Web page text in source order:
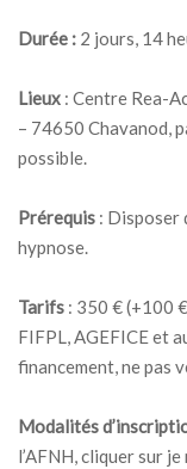
Durée : 2 jours, 14
Lieux : Centre Rea-
– 74650 Chavanod,
possible.
Prérequis : Disposer
hypnose.
Tarifs : 350 € (+100
FIFPL, AGEFICE et
financement, ne pas
Modalités
l’AFNH, cliquer sur